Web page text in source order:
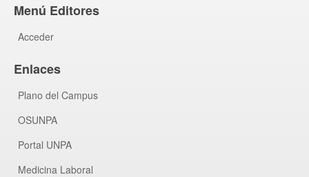
Menú Editores
Acceder
Enlaces
Plano del Campus
OSUNPA
Portal UNPA
Medicina Laboral